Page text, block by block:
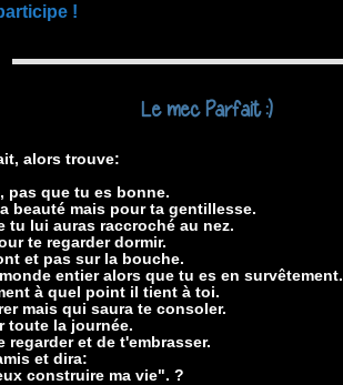
!
Le mec Parfait :)
alors trouve:
pas que tu es bonne.
beauté mais pour ta gentillesse.
tu lui auras raccroché au nez.
te regarder dormir.
et pas sur la bouche.
entier alors que tu es en survêtement.
à quel point il tient à toi.
mais qui saura te consoler.
toute la journée.
et de t'embrasser.
et dira:
construire ma vie". ?